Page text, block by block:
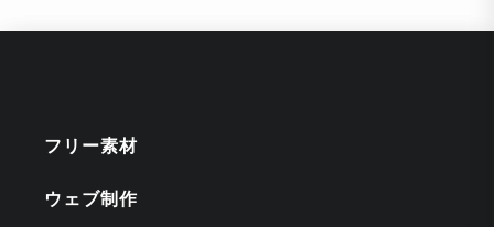
フリー素材
ウェブ制作